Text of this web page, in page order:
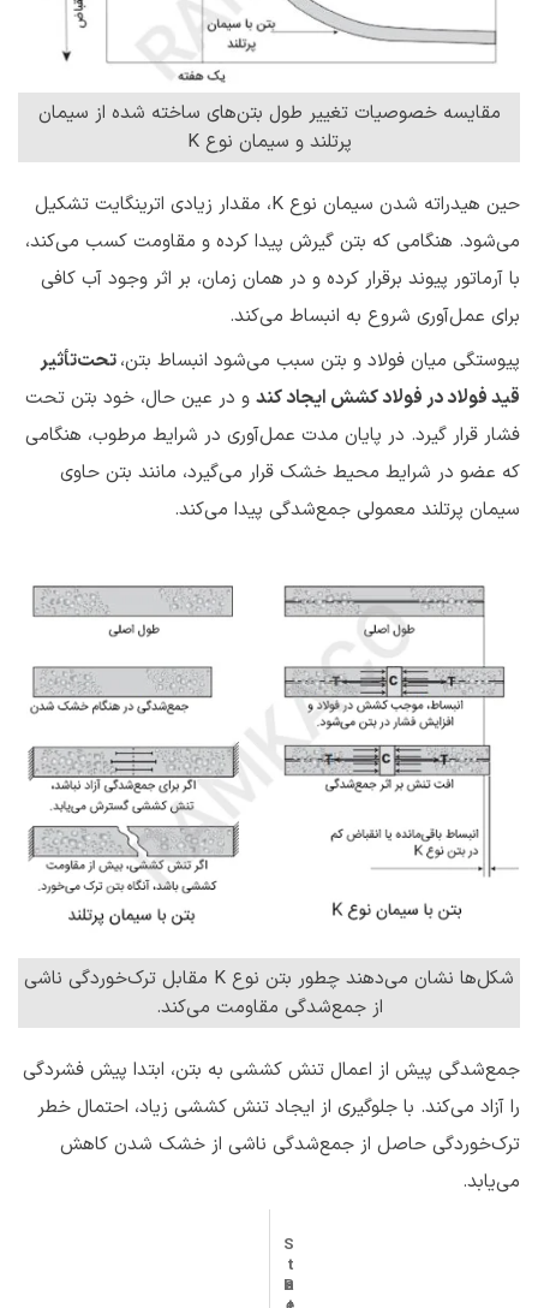
مقایسه خصوصیات تغییر طول بتن‌های ساخته شده از سیمان
پرتلند و سیمان نوع K
حین هیدراته شدن سیمان نوع K، مقدار زیادی اترینگایت تشکیل
می‌شود. هنگامی که بتن گیرش پیدا کرده و مقاومت کسب می‌کند،
با آرماتور پیوند برقرار کرده و در همان زمان، بر اثر وجود آب کافی
برای عمل‌آوری شروع به انبساط می‌کند.
پیوستگی میان فولاد و بتن سبب می‌شود انبساط بتن،تحت‌تأثیر
قید فولاد در فولاد کشش ایجاد کند و در عین حال، خود بتن تحت
فشار قرار گیرد. در پایان مدت عمل‌آوری در شرایط مرطوب، هنگامی
که عضو در شرایط محیط خشک قرار می‌گیرد، مانند بتن حاوی
سیمان پرتلند معمولی جمع‌شدگی پیدا می‌کند.
شکل‌ها نشان می‌دهند چطور بتن نوع K مقابل ترک‌خوردگی ناشی
از جمع‌شدگی مقاومت می‌کند.
جمع‌شدگی پیش از اعمال تنش کششی به بتن، ابتدا پیش فشردگی
را آزاد می‌کند. با جلوگیری از ایجاد تنش کششی زیاد، احتمال خطر
ترک‌خوردگی حاصل از جمع‌شدگی ناشی از خشک شدن کاهش
می‌یابد.
B
S
t
a